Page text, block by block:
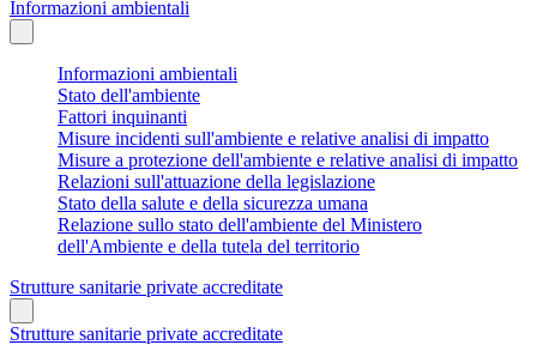
Informazioni ambientali
Informazioni ambientali
Stato dell'ambiente
Fattori inquinanti
Misure incidenti sull'ambiente e relative analisi di impatto
Misure a protezione dell'ambiente e relative analisi di impatto
Relazioni sull'attuazione della legislazione
Stato della salute e della sicurezza umana
Relazione sullo stato dell'ambiente del Ministero
dell'Ambiente e della tutela del territorio
Strutture sanitarie private accreditate
Strutture sanitarie private accreditate